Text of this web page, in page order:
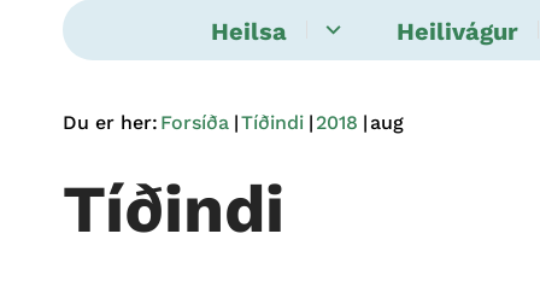
Heilsa Heilivágur
Du er her: Forsíða Tíðindi 2018 aug
Tíðindi